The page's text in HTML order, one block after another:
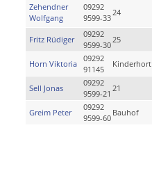
Zehendner
Wolfgang
09292
9599-33
24
Fritz Rüdiger
09292
9599-30
25
Horn Viktoria
09292
91145
Kinderhort
Sell Jonas
09292
9599-21
21
Greim Peter
09292
9599-60
Bauhof